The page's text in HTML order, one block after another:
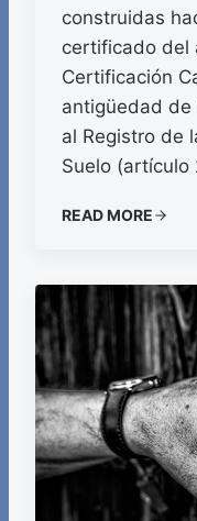
construidas
certificado del
Certificación
antigüedad de
al Registro de
Suelo
READ MORE